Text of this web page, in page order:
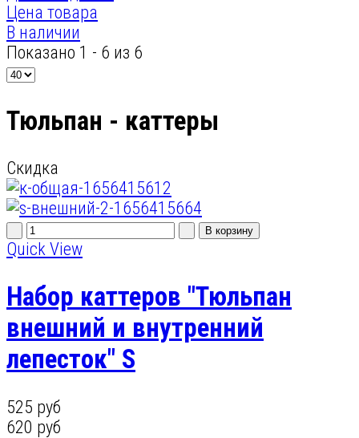
Цена товара
В наличии
Показано 1 - 6 из 6
Тюльпан - каттеры
Скидка
Quick View
Набор каттеров "Тюльпан
внешний и внутренний
лепесток" S
525 руб
620 руб